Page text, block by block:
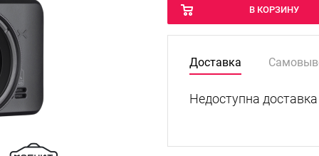
В КОРЗИНУ
Доставка
Недоступна доставка